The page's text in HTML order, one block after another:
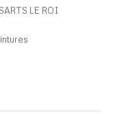
LE ROI